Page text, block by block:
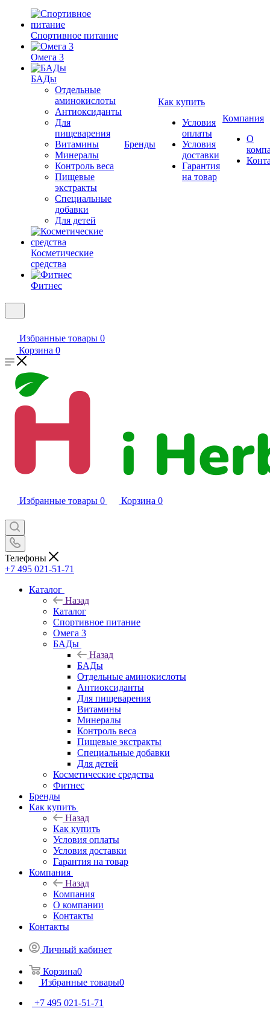
Спортивное питание
Омега 3
БАДы
Отдельные
аминокислоты
Антиоксиданты
Для
пищеварения
Витамины
Минералы
Контроль веса
Пищевые
экстракты
Специальные
добавки
Для детей
Косметические
средства
Фитнес
Бренды
Как купить
Условия
оплаты
Условия
доставки
Гарантия
на товар
Компания
О
Избранные товары 0
Корзина 0
Избранные товары 0 Корзина 0
Телефоны
+7 495 021-51-71
Каталог
Назад
Каталог
Спортивное питание
Омега 3
БАДы
Назад
БАДы
Отдельные аминокислоты
Антиоксиданты
Для пищеварения
Витамины
Минералы
Контроль веса
Пищевые экстракты
Специальные добавки
Для детей
Косметические средства
Фитнес
Бренды
Как купить
Назад
Как купить
Условия оплаты
Условия доставки
Гарантия на товар
Компания
Назад
Компания
О компании
Контакты
Контакты
Личный кабинет
Корзина0
Избранные товары0
+7 495 021-51-71